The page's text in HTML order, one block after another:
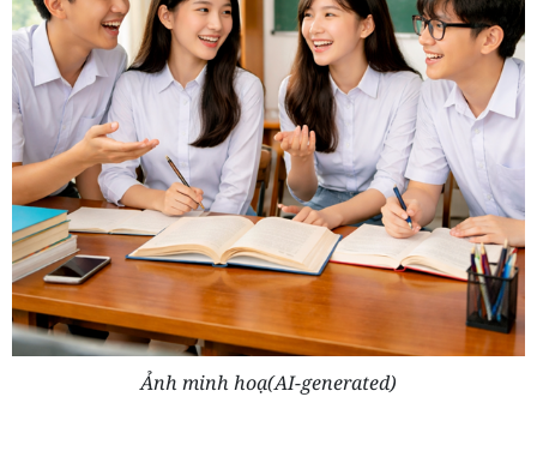
Ảnh minh hoạ(AI-generated)